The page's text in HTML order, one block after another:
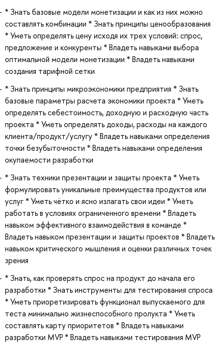
* Знать базовые модели монетизации и как из них можно
составлять комбинации * Знать принципы ценообразования
* Уметь определять цену исходя их трех условий: спрос,
предложение и конкуренты * Владеть навыками выбора
оптимальной модели монетизации * Владеть навыками
создания тарифной сетки
* Знать принципы микроэкономики предприятия * Знать
базовые параметры расчета экономики проекта * Уметь
определять себестоимость, доходную и расходную часть
проекта * Уметь определять доходы, расходы на каждого
клиента/продукт/услугу * Владеть навыками определения
точки безубыточности * Владеть навыками определения
окупаемости разработки
* Знать техники презентации и защиты проекта * Уметь
формулировать уникальные преимущества продуктов или
услуг * Уметь чётко и ясно излагать свои идеи * Уметь
работать в условиях ограниченного времени * Владеть
навыком эффективного взаимодействия в команде *
Владеть навыком презентации и защиты проектов * Владеть
навыком критического мышления и оценки различных точек
зрения
* Знать, как проверять спрос на продукт до начала его
разработки * Знать инструменты для тестирования спроса
* Уметь приоретизировать функционал выпускаемого для
теста минимально жизнеспособного пролукта * Уметь
составлять карту приоритетов * Владеть навыками
разработки MVP * Владеть навыками тестирования MVP